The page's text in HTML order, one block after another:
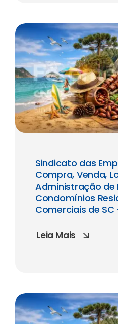
Sindicato das
Compra, Venda,
Administração de
Condomínios
Comerciais de SC
Leia Mais